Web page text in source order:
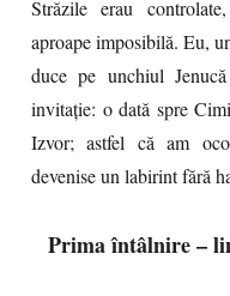
Străzile erau
aproape imposibilă. Eu,
duce pe unchiul
invitație: o dată spre
Izvor; astfel că am
devenise un labirint fără
Prima întâlnire –